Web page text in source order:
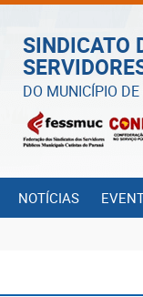
SINDICATO
DO MUNICÍPIO
NOTÍCIAS